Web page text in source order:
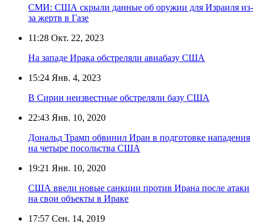
СМИ: США скрыли данные об оружии для Израиля из-
за жертв в Газе
11:28 Окт. 22, 2023
На западе Ирака обстреляли авиабазу США
15:24 Янв. 4, 2023
В Сирии неизвестные обстреляли базу США
22:43 Янв. 10, 2020
Дональд Трамп обвинил Иран в подготовке нападения
на четыре посольства США
19:21 Янв. 10, 2020
США ввели новые санкции против Ирана после атаки
на свои объекты в Ираке
17:57 Сен. 14, 2019